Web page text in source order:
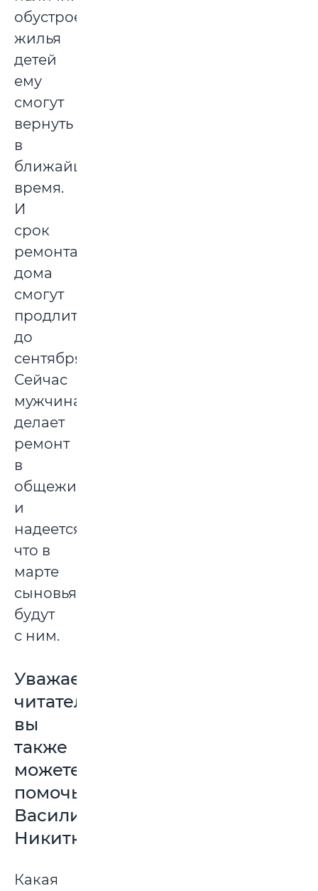
обустроенного
жилья
детей
ему
смогут
вернуть
в
ближайшее
время.
И
срок
ремонта
дома
смогут
продлить
до
сентября.
Сейчас
мужчина
делает
ремонт
в
общежитии
и
надеется,
что в
марте
сыновья
будут
с ним.
Уважаемые
читатели,
вы
также
можете
помочь
Василию
Никитко
Какая